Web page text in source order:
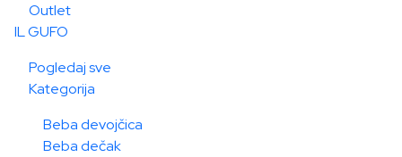
Outlet
IL GUFO
Pogledaj sve
Kategorija
Beba devojčica
Beba dečak